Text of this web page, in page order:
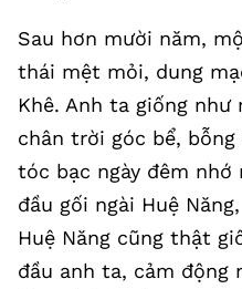
Sau hơn mười năm,
thái mệt mỏi, dung
Khê. Anh ta giống
chân trời góc bể,
tóc bạc ngày đêm nhớ
đầu gối ngài Huệ
Huệ Năng cũng thật
đầu anh ta, cảm động